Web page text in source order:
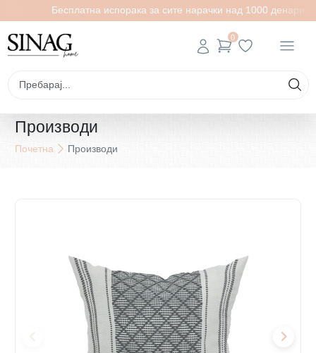
Бесплатна испорака за сите нарачки над 1000 денари
0
Производи
Почетна Производи